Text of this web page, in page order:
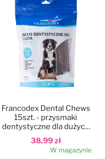
38,99 zł
Francodex Dental Chews
15szt. - przysmaki
dentystyczne dla dużych
psów, usuwające kamień i
brzydki zapach z pyska
W magazynie